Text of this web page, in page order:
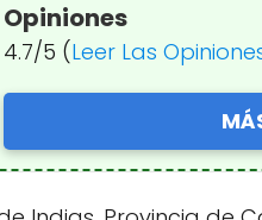
Opiniones
4.7/5 (Leer Las